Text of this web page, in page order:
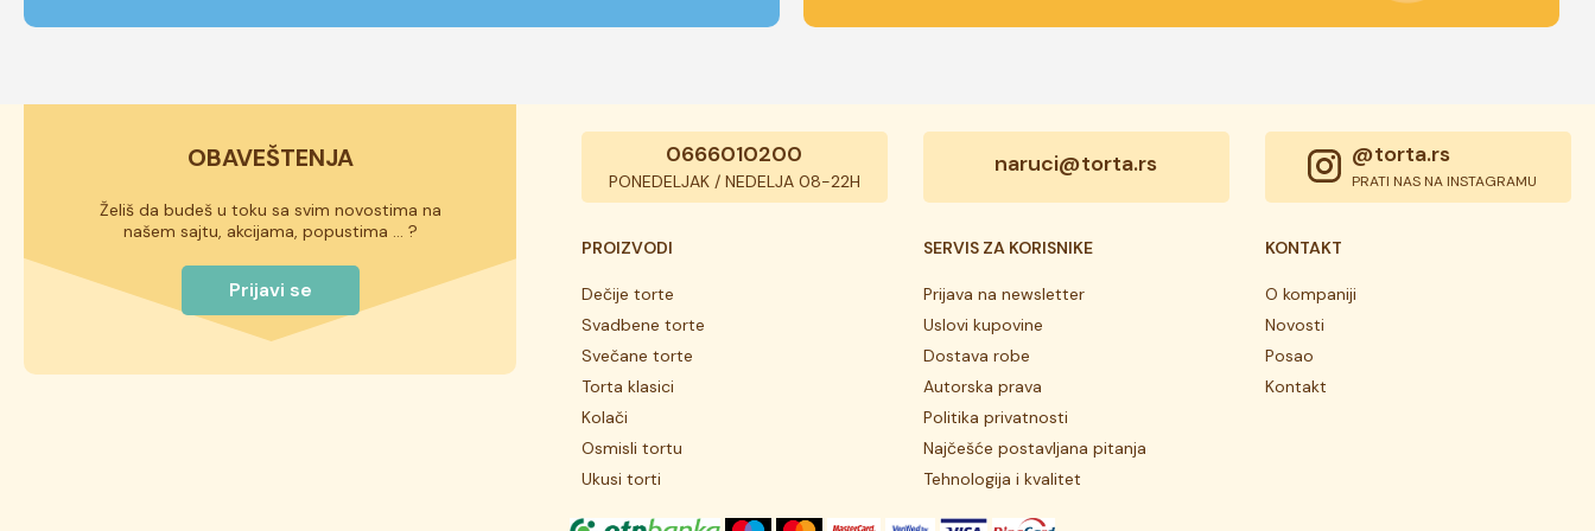
OBAVEŠTENJA
Želiš da budeš u toku sa svim novostima na
našem sajtu, akcijama, popustima ... ?
Prijavi se
0666010200
PONEDELJAK / NEDELJA 08-22H
naruci@torta.rs @torta.rs
PRATI NAS NA INSTAGRAMU
PROIZVODI
Dečije torte
Svadbene torte
Svečane torte
Torta klasici
Kolači
Osmisli tortu
Ukusi torti
SERVIS ZA KORISNIKE
Prijava na newsletter
Uslovi kupovine
Dostava robe
Autorska prava
Politika privatnosti
Najčešće postavljana pitanja
Tehnologija i kvalitet
KONTAKT
O kompaniji
Novosti
Posao
Kontakt